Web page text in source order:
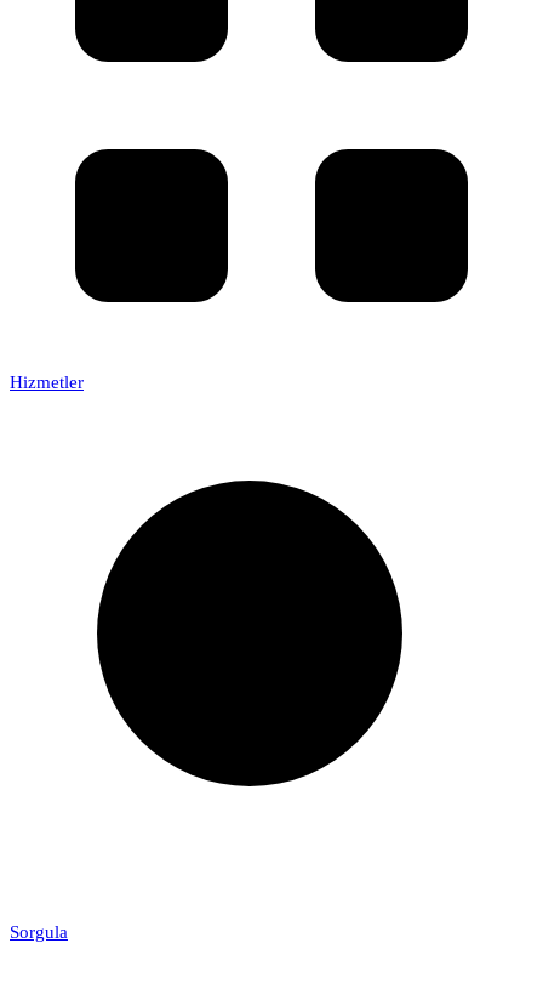
Hizmetler
Sorgula